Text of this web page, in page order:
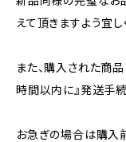
えて頂きますよう宜し
また、購入された商
時間以内に』発送手
お急ぎの場合は購入